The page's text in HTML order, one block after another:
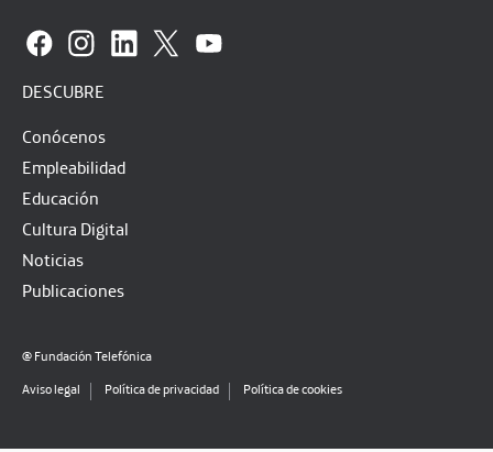
DESCUBRE
Conócenos
Empleabilidad
Educación
Cultura Digital
Noticias
Publicaciones
@ Fundación Telefónica
Aviso legal Política de privacidad Política de cookies